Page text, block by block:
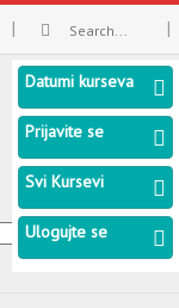
Datumi kurseva
Prijavite se
Svi Kursevi
Ulogujte se